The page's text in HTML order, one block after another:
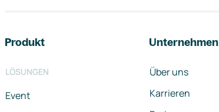
Produkt
LÖSUNGEN
Event
Unternehmen
Über uns
Karrieren